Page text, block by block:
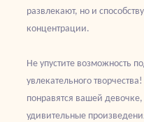
развлекают, но и
концентрации.
Не упустите возможность
увлекательного
понравятся вашей
удивительные